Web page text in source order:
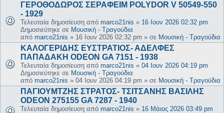
ΓΕΡΟΘΟΔΩΡΟΣ ΣΕΡΑΦΕΙΜ POLYDOR V 50549-550
- 1929
Τελευταία δημοσίευση από marco21nis « 16 Ιουν 2026 02:32 pm
Δημοσιεύτηκε σε Μουσική - Τραγούδια
από marco21nis » 16 Ιουν 2026 02:32 pm » σε Μουσική - Τραγούδια
ΚΑΛΟΓΕΡΙΔΗΣ ΕΥΣΤΡΑΤΙΟΣ- ΑΔΕΛΦΕΣ
ΠΑΠΑΔΑΚΗ ODEON GA 7151 - 1938
Τελευταία δημοσίευση από marco21nis « 04 Ιουν 2026 04:19 pm
Δημοσιεύτηκε σε Μουσική - Τραγούδια
από marco21nis » 04 Ιουν 2026 04:19 pm » σε Μουσική - Τραγούδια
ΠΑΓΙΟΥΜΤΖΗΣ ΣΤΡΑΤΟΣ- ΤΣΙΤΣΑΝΗΣ ΒΑΣΙΛΗΣ
ODEON 275155 GA 7287 - 1940
Τελευταία δημοσίευση από marco21nis « 16 Μάιος 2026 03:49 pm